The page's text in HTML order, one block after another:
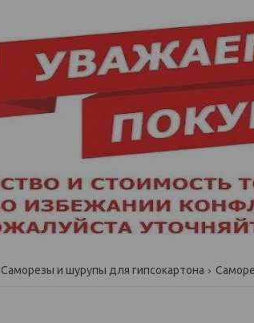
Саморезы и шурупы для гипсокартона